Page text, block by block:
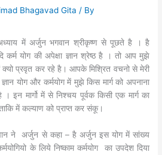
Bhagavad Gita / By
में अर्जुन भगवान श्रीकृष्ण से पूछते है । है
योग की अपेक्षा ज्ञान श्रेष्ठ है । तो आप मुझे
क्यो प्रवृत कर रहे है। आपके मिश्रित वचनो से मेरी
ज्ञान योग और कर्मयोग में मुझे किस मार्ग को अपनाना
इन मार्गो में से निश्चय पूर्वक किसी एक मार्ग का
में कल्याण को प्राप्त कर संकू।
ने अर्जुन से कहा – है अर्जुन इस योग में सांख्य
के लिये निष्काम कर्मयोग का उपदेश दिया